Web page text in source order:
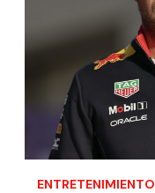
ENTRETENIMIENTO